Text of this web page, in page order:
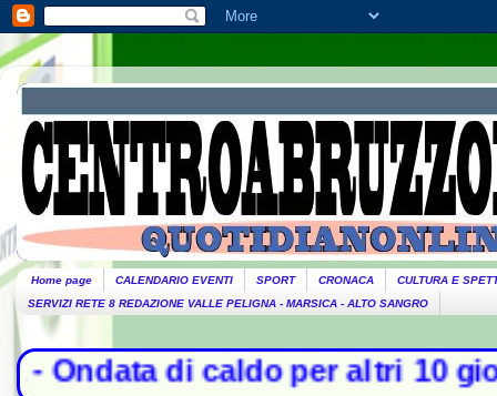
Home page CALENDARIO EVENTI SPORT CRONACA
CULTURA E
SERVIZI RETE 8 REDAZIONE VALLE PELIGNA - MARSICA - ALTO SANGRO
per altri 10 giorni: